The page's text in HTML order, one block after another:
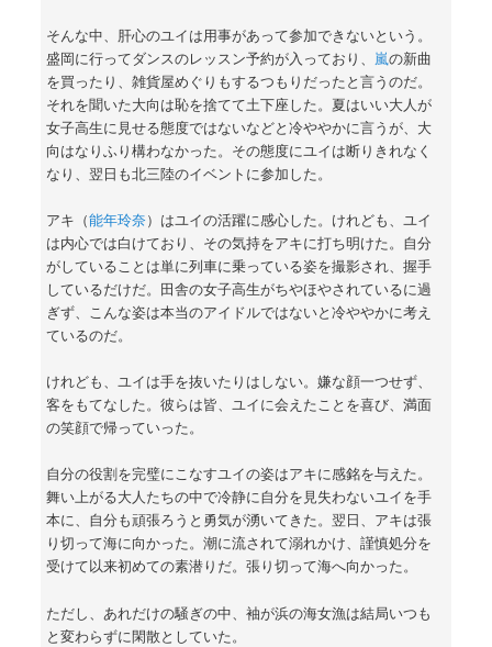
そんな中、肝心のユイは用事があって参加できないという。
盛岡に行ってダンスのレッスン予約が入っており、 嵐の新曲
を買ったり、雑貨屋めぐりもするつもりだったと言うのだ。
それを聞いた大向は恥を捨てて土下座した。夏はいい大人が
女子高生に見せる態度ではないなどと冷ややかに言うが、大
向はなりふり構わなかった。その態度にユイは断りきれなく
なり、翌日も北三陸のイベントに参加した。
アキ（能年玲奈）はユイの活躍に感心した。けれども、ユイ
は内心では白けており、その気持をアキに打ち明けた。自分
がしていることは単に列車に乗っている姿を撮影され、握手
しているだけだ。田舎の女子高生がちやほやされているに過
ぎず、こんな姿は本当のアイドルではないと冷ややかに考え
ているのだ。
けれども、ユイは手を抜いたりはしない。嫌な顔一つせず、
客をもてなした。彼らは皆、ユイに会えたことを喜び、満面
の笑顔で帰っていった。
自分の役割を完璧にこなすユイの姿はアキに感銘を与えた。
舞い上がる大人たちの中で冷静に自分を見失わないユイを手
本に、自分も頑張ろうと勇気が湧いてきた。翌日、アキは張
り切って海に向かった。潮に流されて溺れかけ、謹慎処分を
受けて以来初めての素潜りだ。張り切って海へ向かった。
ただし、あれだけの騒ぎの中、袖が浜の海女漁は結局いつも
と変わらずに閑散としていた。